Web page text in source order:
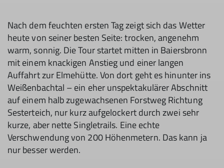
Nach dem feuchten ersten Tag zeigt sich das Wetter
heute von seiner besten Seite: trocken, angenehm
warm, sonnig. Die Tour startet mitten in Baiersbronn
mit einem knackigen Anstieg und einer langen
Auffahrt zur Elmehütte. Von dort geht es hinunter ins
Weißenbachtal – ein eher unspektakulärer Abschnitt
auf einem halb zugewachsenen Forstweg Richtung
Sesterteich, nur kurz aufgelockert durch zwei sehr
kurze, aber nette Singletrails. Eine echte
Verschwendung von 200 Höhenmetern. Das kann ja
nur besser werden.